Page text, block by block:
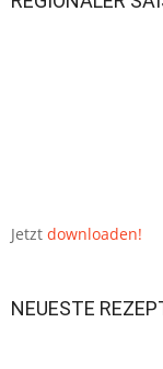
Jetzt downloaden!
NEUESTE